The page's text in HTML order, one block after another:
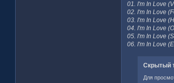
01. I'm In Love
02. I'm In Love
03. I'm In Love
04. I'm In Love
05. I'm In Love
06. I'm In Love
Скрытый
Для